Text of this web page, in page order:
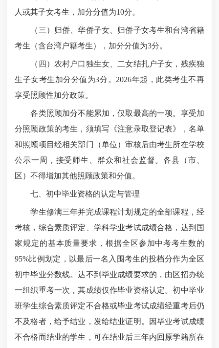
人或其子女考生，加分分值为10分。
（三）归侨、华侨子女、归侨子女考生和台湾省籍
考生（含台湾户籍考生），加分分值为3分。
（四）农村户口独生女、二女结扎户子女，残疾独
生子女考生加分分值为3分。2026年起，此类考生不再
享受照顾性加分政策。
各类照顾加分不能累加，仅取最高的一项。享受加
分照顾政策的考生，须填写《注意录取登记表》，名单
和照顾项目经相关部门（单位）审核后由考生所在学校
公示一周，接受师生、群众和社会监督。各县（市、
区）不得增加其他照顾政策和分值。
七、初中毕业资格的认定与管理
学生修满三年并完成课程计划规定的全部课程，经
考核，综合素质评定、学科学业考试成绩合格，达到国
家规定的基本质量要求，根据全区参加中考考生数的
95%比例划定，以最后一名入围考生的投档分作为全区
初中毕业分数线。达不到毕业成绩要求的，由区招办统
一组织重考一次，其成绩仅作毕业资格认定。初中毕业
班学生综合素质评定不合格或毕业考试成绩经重考后仍
不及格者，给予结业，发给结业证明。因毕业考试成绩
不合格而结业的学生，可在结业后三年内回原学籍所在